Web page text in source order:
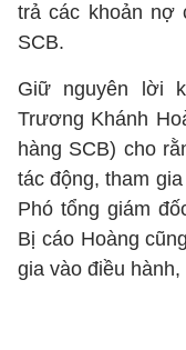
trả các khoản nợ
SCB.
Giữ nguyên lời
Trương Khánh
hàng SCB) cho
tác động, tham
Phó tổng giám
Bị cáo Hoàng
gia vào điều